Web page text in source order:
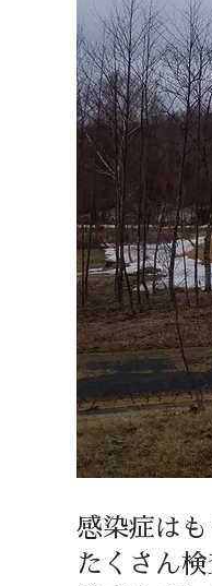
感染症は
たくさん